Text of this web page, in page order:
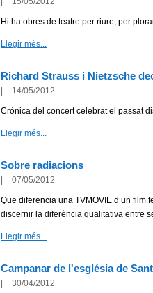
Hi ha obres de teatre per riure, per
Llegir més...
Richard Strauss i Nietzsche
14/05/2012
Crònica del concert celebrat el passat
Llegir més...
Sobre radiacions
07/05/2012
Que diferencia una TVMOVIE d’un film
discernir la diferència qualitativa entre
Llegir més...
Campanar de l'església de
30/04/2012